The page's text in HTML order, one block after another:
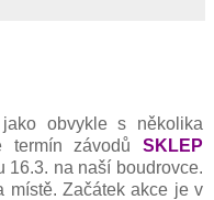
obvykle s několika
termín závodů SKLEP
16.3. na naší boudrovce.
místě. Začátek akce je v